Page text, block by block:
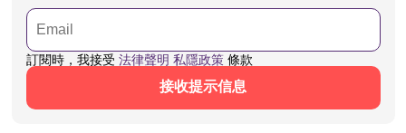
訂閱時，我接受 法律聲明 私隱政策條款
接收提示信息